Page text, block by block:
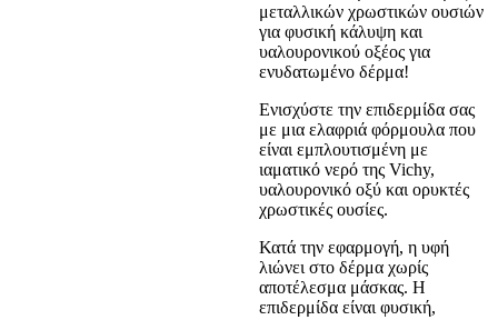
μεταλλικών χρωστικών ουσιών
για φυσική κάλυψη και
υαλουρονικού οξέος για
ενυδατωμένο δέρμα!
Ενισχύστε την επιδερμίδα σας
με μια ελαφριά φόρμουλα που
είναι εμπλουτισμένη με
ιαματικό νερό της Vichy,
υαλουρονικό οξύ και ορυκτές
χρωστικές ουσίες.
Κατά την εφαρμογή, η υφή
λιώνει στο δέρμα χωρίς
αποτέλεσμα μάσκας. Η
επιδερμίδα είναι φυσική,